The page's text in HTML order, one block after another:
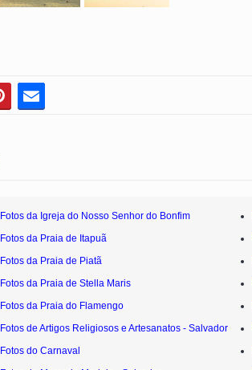
Fotos da Igreja do Nosso Senhor do Bonfim
Fotos da Praia de Itapuã
Fotos da Praia de Piatã
Fotos da Praia de Stella Maris
Fotos da Praia do Flamengo
Fotos de Artigos Religiosos e Artesanatos - Salvador
Fotos do Carnaval